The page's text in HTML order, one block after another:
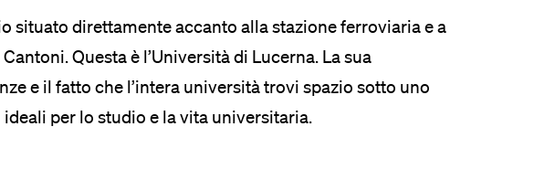
situato direttamente accanto alla stazione ferroviaria e a
Questa è l’Università di Lucerna. La sua
e il fatto che l’intera università trovi spazio sotto uno
per lo studio e la vita universitaria.